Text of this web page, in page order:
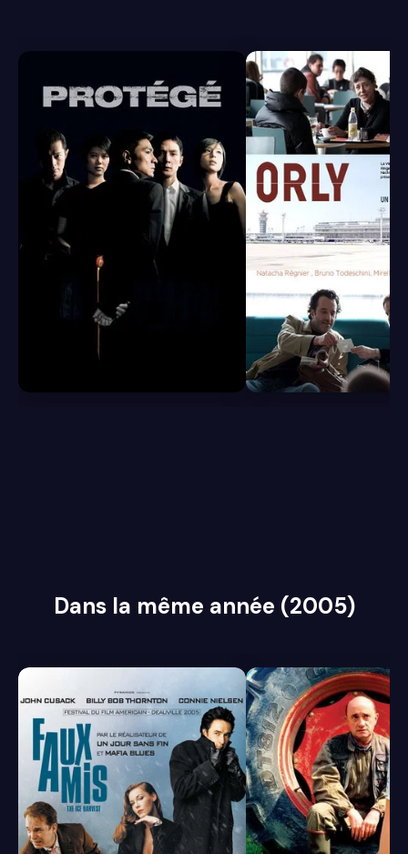
6.5
Dans la même année (2005)